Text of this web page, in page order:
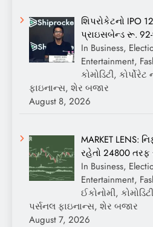
શિપરોકેટનો
પ્રાઇસબેન્ડ રૂ.
In Business,
Entertainment,
કોમોડિટી,
ફાઇનાન્સ, શેર બજાર
August 8, 2026
MARKET LENS:
રહેતો 24800 તરફ
In Business,
Entertainment,
ઈકોનોમી,
પર્સનલ ફાઇનાન્સ, શેર બજાર
August 7, 2026